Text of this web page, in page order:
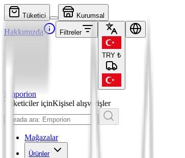
Tüketici Kurumsal
Hakkımızda Filtreler
TRY ₺
Emporion
Tüketiciler içinKişisel alışverişler
Mağazalar
Ürünler